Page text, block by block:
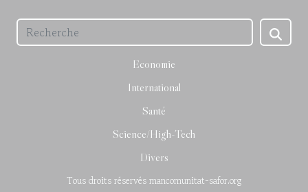
Economie
International
Santé
Science/High-Tech
Divers
Tous droits réservés mancomunitat-safor.org